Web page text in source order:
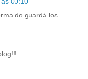
de guardá-los...